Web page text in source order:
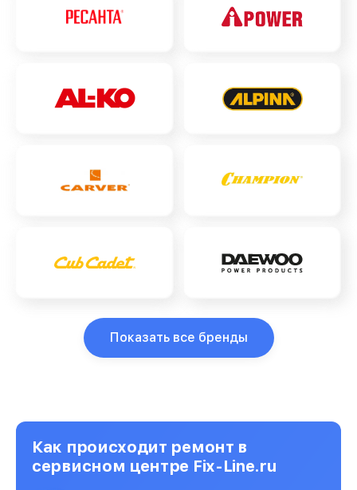
Показать все бренды
Как происходит ремонт в
сервисном центре Fix-Line.ru